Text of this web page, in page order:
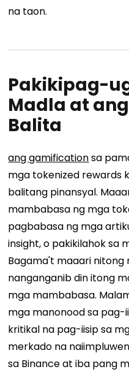
na taon.
Pakikipag-
Madla at
Balita
ang gamificationsa
mga tokenized rewards
balitang pinansyal.
mambabasa ng mga
pagbabasa ng mga
insight, o pakikilahok sa
Bagama't maaari nitong
nanganganib din itong
mga mambabasa.
mga manonood sa pag-
kritikal na pag-iisip sa
merkado na
sa Binance at iba pang